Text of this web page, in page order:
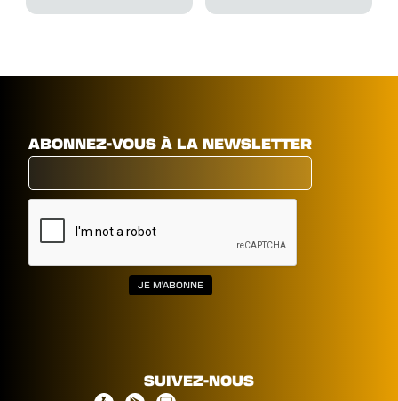
ABONNEZ-VOUS À LA NEWSLETTER
SUIVEZ-NOUS